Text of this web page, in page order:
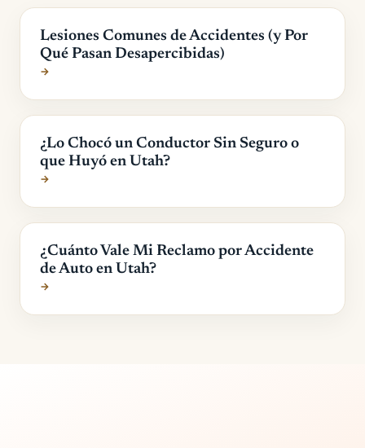
Lesiones Comunes de Accidentes (y Por
Qué Pasan Desapercibidas)
→
¿Lo Chocó un Conductor Sin Seguro o
que Huyó en Utah?
→
¿Cuánto Vale Mi Reclamo por Accidente
de Auto en Utah?
→